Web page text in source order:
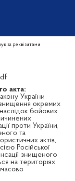
за реквізитами
акта:
України
окремих
бойових
проти України,
та
актів,
Російської
знищеного
на територіях